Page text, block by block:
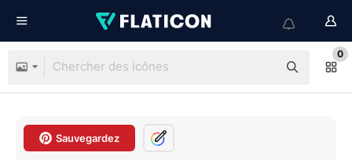
0
Sauvegardez